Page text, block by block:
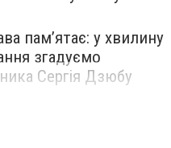
пам’ятає: у хвилину
згадуємо
Сергія Дзюбу